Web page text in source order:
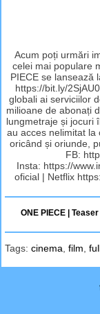
Acum poți urmări
celei mai populare
PIECE se lansează
https://bit.ly/
globali ai serviciilor
milioane de abonați
lungmetraje și jocuri
au acces nelimitat
oricând și oriunde,
FB:
Insta: https://
oficial | Netflix
ONE PIECE |
Tags: cinema film